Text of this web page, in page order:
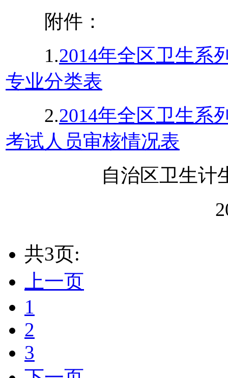
附件：
1.2014年全区卫生系
专业分类表
2.2014年全区卫生系
考试人员审核情况表
自治区卫生计
共3页:
上一页
1
2
3